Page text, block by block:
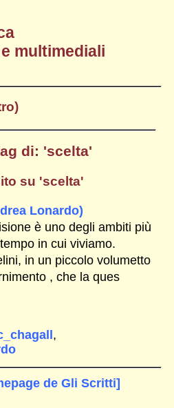
multimediali
di: 'scelta'
su 'scelta'
Lonardo)
è uno degli ambiti più
in cui viviamo.
in un piccolo volumetto
, che la ques
,
de Gli Scritti]